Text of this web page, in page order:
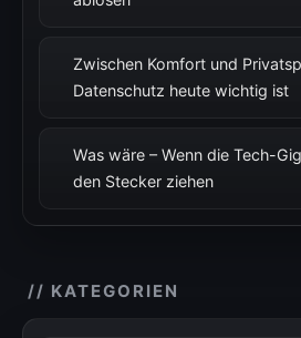
Zwischen Komfort und
Datenschutz heute wichtig ist
Was wäre – Wenn die Tech-
den Stecker ziehen
// KATEGORIEN